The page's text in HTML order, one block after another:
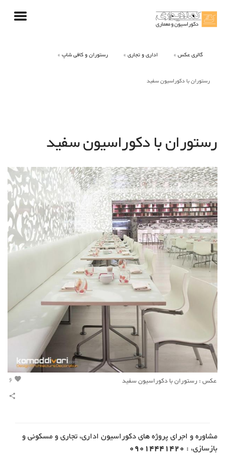
گالری عکس اداری و تجاری رستوران و کافی شاپ
رستوران با دکوراسیون سفید
رستوران با دکوراسیون سفید
عکس : رستوران با دکوراسیون سفید favorite
6
share
مشاوره و اجرای پروژه های دکوراسیون اداری، تجاری و مسکونی و
بازسازی، : 09014441420